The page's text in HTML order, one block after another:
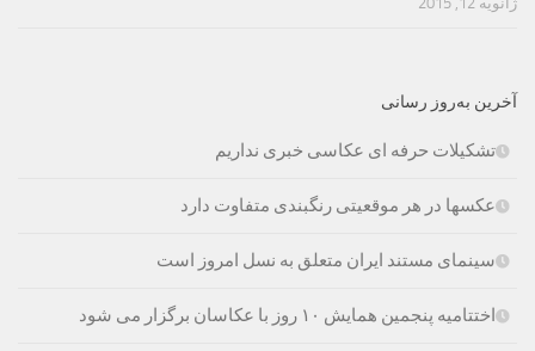
آخرین به‌روز رسانی
تشکیلات حرفه ای عکاسی خبری نداریم
عکسها در هر موقعیتی رنگبندی متفاوت دارد
سینمای مستند ایران متعلق به نسل امروز است
اختتامیه پنجمین همایش ۱۰ روز با عکاسان برگزار می شود